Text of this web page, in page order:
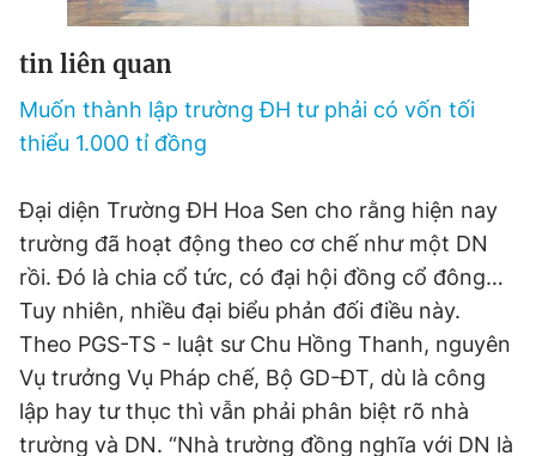
Giấy phép xuất bản số 110/GP - BTTTT cấp ngày 24.3.2020
© 2003-2026 Bản quyền thuộc về Báo Thanh Niên. Cấm sao
chép dưới mọi hình thức nếu không có sự chấp thuận bằng văn
bản. Phát triển bởi ePi Technologies, JSC.
tin liên quan
Muốn thành lập trường ĐH tư phải có vốn tối
thiểu 1.000 tỉ đồng
Đại diện Trường ĐH Hoa Sen cho rằng hiện nay
trường đã hoạt động theo cơ chế như một DN
rồi. Đó là chia cổ tức, có đại hội đồng cổ đông…
Tuy nhiên, nhiều đại biểu phản đối điều này.
Theo PGS-TS - luật sư Chu Hồng Thanh, nguyên
Vụ trưởng Vụ Pháp chế, Bộ GD-ĐT, dù là công
lập hay tư thục thì vẫn phải phân biệt rõ nhà
trường và DN. “Nhà trường đồng nghĩa với DN là